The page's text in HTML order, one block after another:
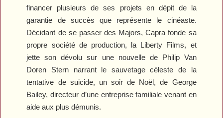
financer plusieurs de ses projets en dépit de la
garantie de succès que représente le cinéaste.
Décidant de se passer des Majors, Capra fonde sa
propre société de production, la Liberty Films, et
jette son dévolu sur une nouvelle de Philip Van
Doren Stern narrant le sauvetage céleste de la
tentative de suicide, un soir de Noël, de George
Bailey, directeur d’une entreprise familiale venant en
aide aux plus démunis.